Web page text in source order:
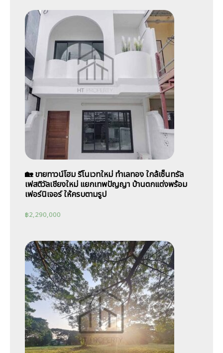
🏡 ขายทาวน์โฮม รีโนเวทใหม่ ทำเลทอง ใกล้เซ็นทรัล
เฟสติวัลเชียงใหม่ แยกเทพปัญญา บ้านตกแต่งพร้อม
เฟอร์นิเจอร์ ให้ครบตามรูป
฿2,290,000